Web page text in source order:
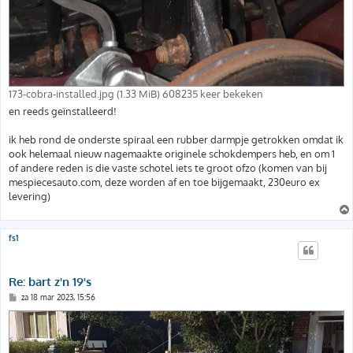
173-cobra-installed.jpg (1.33 MiB) 608235 keer bekeken
en reeds geïnstalleerd!
ik heb rond de onderste spiraal een rubber darmpje getrokken omdat ik
ook helemaal nieuw nagemaakte originele schokdempers heb, en om 1
of andere reden is die vaste schotel iets te groot ofzo (komen van bij
mespiecesauto.com, deze worden af en toe bijgemaakt, 230euro ex
levering)
fs1
Re: bart z'n 19's
B
r
c
h
za 18 mar 2023, 15:56